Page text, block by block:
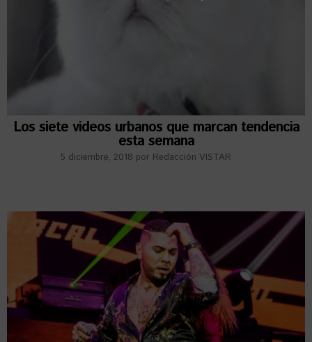
Los siete videos urbanos que marcan tendencia
esta semana
5 diciembre, 2018 por Redacción VISTAR